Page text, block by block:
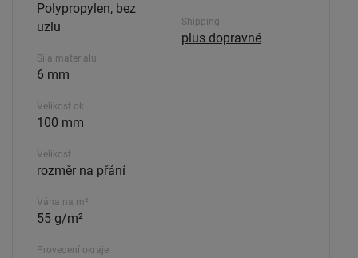
Polypropylen, bez
uzlu
Síla materiálu
6 mm
Velikost ok
100 mm
Velikost
rozměr na přání
Váha na m²
55 g/m²
Provedení okraje
Shipping
plus dopravné